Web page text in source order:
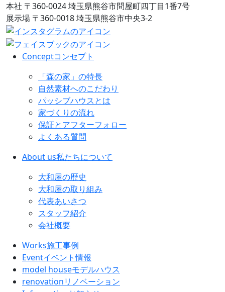
本社 〒360-0024 埼玉県熊谷市問屋町四丁目1番7号
展示場 〒360-0018 埼玉県熊谷市中央3-2
Conceptコンセプト
「森の家」の特長
自然素材へのこだわり
パッシブハウスとは
家づくりの流れ
保証とアフターフォロー
よくある質問
About us私たちについて
大和屋の歴史
大和屋の取り組み
代表あいさつ
スタッフ紹介
会社概要
Works施工事例
Eventイベント情報
model houseモデルハウス
renovationリノベーション